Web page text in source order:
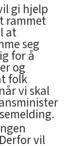
gi hjelp
rammet
at
seg
for å
og
folk
vi skal
vil